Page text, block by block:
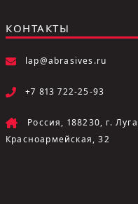
КОНТАКТЫ
lap@abrasives.ru
+7 813 722-25-93
Россия, 188230, г.
Красноармейская, 32